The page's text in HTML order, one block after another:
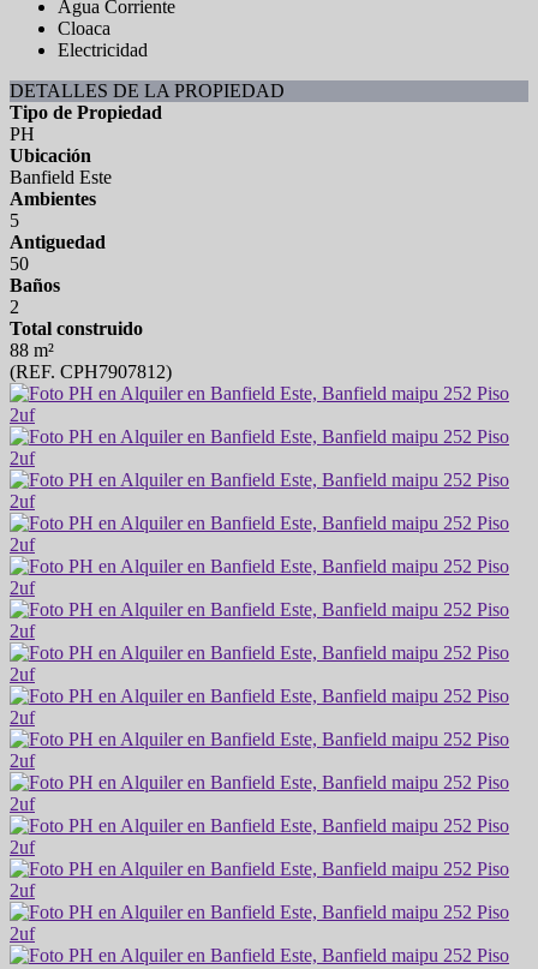
Agua Corriente
Cloaca
Electricidad
DETALLES DE LA PROPIEDAD
Tipo de Propiedad
PH
Ubicación
Banfield Este
Ambientes
5
Antiguedad
50
Baños
2
Total construido
88 m²
(REF. CPH7907812)